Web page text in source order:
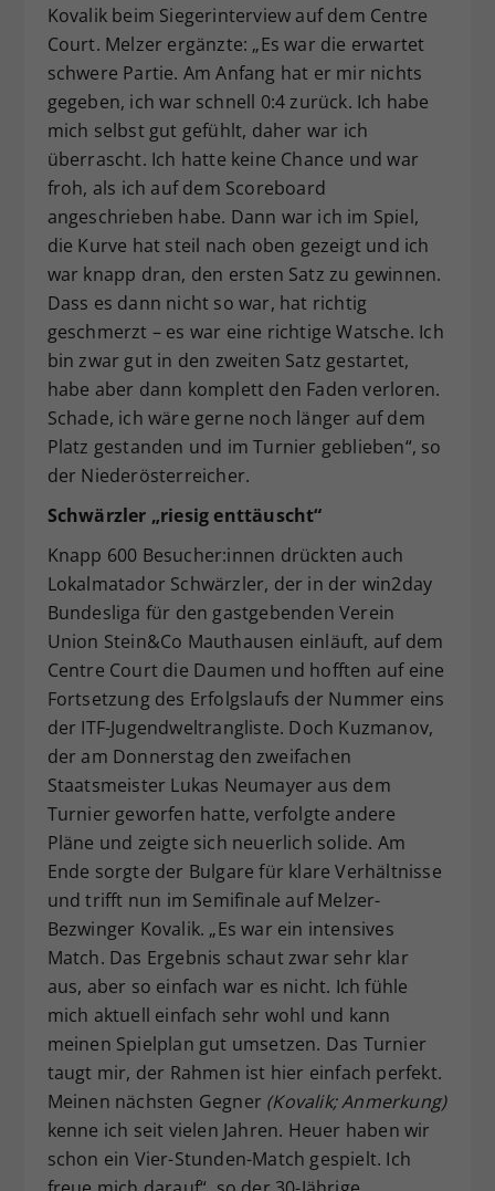
Kovalik beim Siegerinterview auf dem Centre
Court. Melzer ergänzte: „Es war die erwartet
schwere Partie. Am Anfang hat er mir nichts
gegeben, ich war schnell 0:4 zurück. Ich habe
mich selbst gut gefühlt, daher war ich
überrascht. Ich hatte keine Chance und war
froh, als ich auf dem Scoreboard
angeschrieben habe. Dann war ich im Spiel,
die Kurve hat steil nach oben gezeigt und ich
war knapp dran, den ersten Satz zu gewinnen.
Dass es dann nicht so war, hat richtig
geschmerzt – es war eine richtige Watsche. Ich
bin zwar gut in den zweiten Satz gestartet,
habe aber dann komplett den Faden verloren.
Schade, ich wäre gerne noch länger auf dem
Platz gestanden und im Turnier geblieben“, so
der Niederösterreicher.
Schwärzler „riesig enttäuscht“
Knapp 600 Besucher:innen drückten auch
Lokalmatador Schwärzler, der in der win2day
Bundesliga für den gastgebenden Verein
Union Stein&Co Mauthausen einläuft, auf dem
Centre Court die Daumen und hofften auf eine
Fortsetzung des Erfolgslaufs der Nummer eins
der ITF-Jugendweltrangliste. Doch Kuzmanov,
der am Donnerstag den zweifachen
Staatsmeister Lukas Neumayer aus dem
Turnier geworfen hatte, verfolgte andere
Pläne und zeigte sich neuerlich solide. Am
Ende sorgte der Bulgare für klare Verhältnisse
und trifft nun im Semifinale auf Melzer-
Bezwinger Kovalik. „Es war ein intensives
Match. Das Ergebnis schaut zwar sehr klar
aus, aber so einfach war es nicht. Ich fühle
mich aktuell einfach sehr wohl und kann
meinen Spielplan gut umsetzen. Das Turnier
taugt mir, der Rahmen ist hier einfach perfekt.
Meinen nächsten Gegner (Kovalik; Anmerkung)
kenne ich seit vielen Jahren. Heuer haben wir
schon ein Vier-Stunden-Match gespielt. Ich